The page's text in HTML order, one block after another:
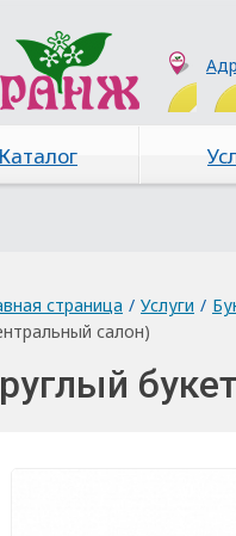
Каталог
страница / Услуги /
салон)